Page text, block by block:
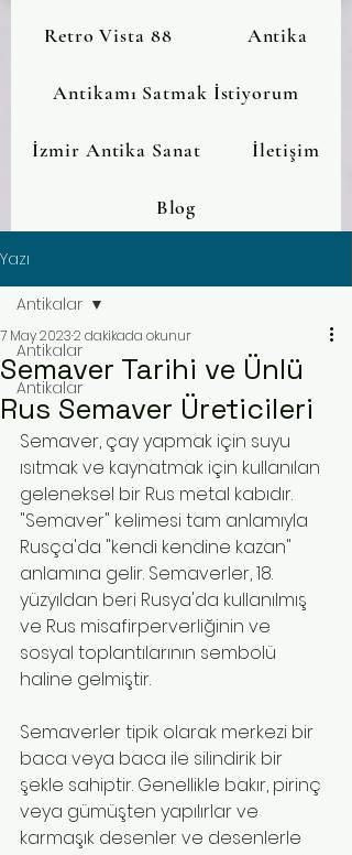
Retro Vista 88 Antika
Antikamı Satmak İstiyorum
İzmir Antika Sanat İletişim
Blog
Yazı
Antikalar
Antikalar
Antikalar
Semaver Tarihi ve Ünlü
Rus Semaver Üreticileri
7 May 20232 dakikada okunur
Semaver, çay yapmak için suyu
ısıtmak ve kaynatmak için kullanılan
geleneksel bir Rus metal kabıdır.
"Semaver" kelimesi tam anlamıyla
Rusça'da "kendi kendine kazan"
anlamına gelir. Semaverler, 18.
yüzyıldan beri Rusya'da kullanılmış
ve Rus misafirperverliğinin ve
sosyal toplantılarının sembolü
haline gelmiştir.
Semaverler tipik olarak merkezi bir
baca veya baca ile silindirik bir
şekle sahiptir. Genellikle bakır, pirinç
veya gümüşten yapılırlar ve
karmaşık desenler ve desenlerle